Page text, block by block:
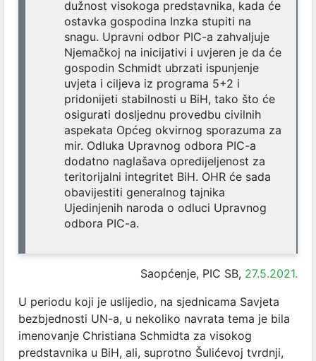
dužnost visokoga predstavnika, kada će
ostavka gospodina Inzka stupiti na
snagu. Upravni odbor PIC-a zahvaljuje
Njemačkoj na inicijativi i uvjeren je da će
gospodin Schmidt ubrzati ispunjenje
uvjeta i ciljeva iz programa 5+2 i
pridonijeti stabilnosti u BiH, tako što će
osigurati dosljednu provedbu civilnih
aspekata Općeg okvirnog sporazuma za
mir. Odluka Upravnog odbora PIC-a
dodatno naglašava opredijeljenost za
teritorijalni integritet BiH. OHR će sada
obavijestiti generalnog tajnika
Ujedinjenih naroda o odluci Upravnog
odbora PIC-a.
Saopćenje, PIC SB, 27.5.2021.
U periodu koji je uslijedio, na sjednicama Savjeta
bezbjednosti UN-a, u nekoliko navrata tema je bila
imenovanje Christiana Schmidta za visokog
predstavnika u BiH, ali, suprotno Šulićevoj tvrdnji,